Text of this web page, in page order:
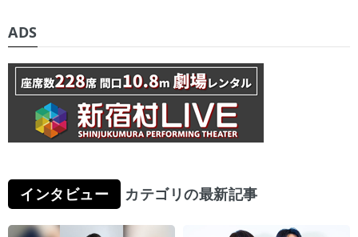
ADS
インタビュー カテゴリの最新記事